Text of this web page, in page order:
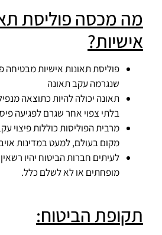
מה מכסה פוליסת
אישיות?
פוליסת תאונות אישיות מבטיחה
שנגרמה עקב תאונה
תאונה יכולה להיות כתוצאה
בלתי צפוי אחר שגרם לפגיעה
מרבית הפוליסות כוללות פיצוי
מקום בעולם, למעט במדינות
לעיתים חברות הביטוח יהיו
מופחתים או לא לשלם כלל.
תקופת הביטוח: